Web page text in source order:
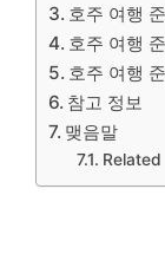
호주 여행
호주 여행
호주 여행
참고 정보
맺음말
Related